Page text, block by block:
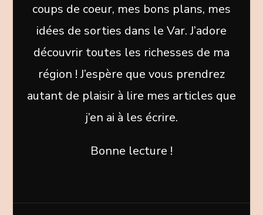
coups de coeur, mes bons plans, mes
idées de sorties dans le Var. J’adore
découvrir toutes les richesses de ma
région ! J’espère que vous prendrez
autant de plaisir à lire mes articles que
j’en ai à les écrire.
Bonne lecture !